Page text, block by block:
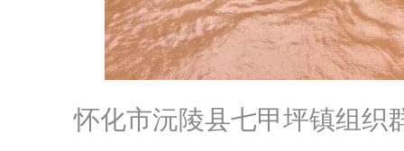
怀化市沅陵县七甲坪镇组织